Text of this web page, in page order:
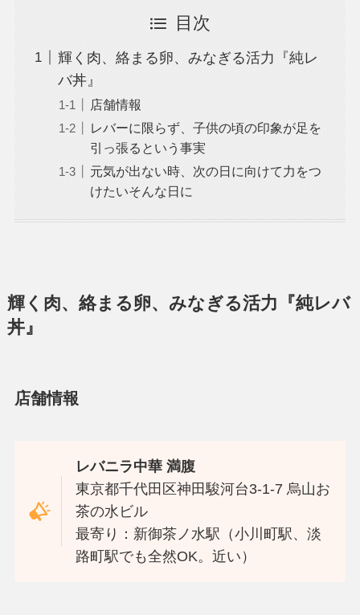
目次
輝く肉、絡まる卵、みなぎる活力『純レ
バ丼』
店舗情報
レバーに限らず、子供の頃の印象が足を
引っ張るという事実
元気が出ない時、次の日に向けて力をつ
けたいそんな日に
輝く肉、絡まる卵、みなぎる活力『純レバ
丼』
店舗情報
レバニラ中華 満腹
東京都千代田区神田駿河台3-1-7 烏山お
茶の水ビル
最寄り：新御茶ノ水駅（小川町駅、淡
路町駅でも全然OK。近い）